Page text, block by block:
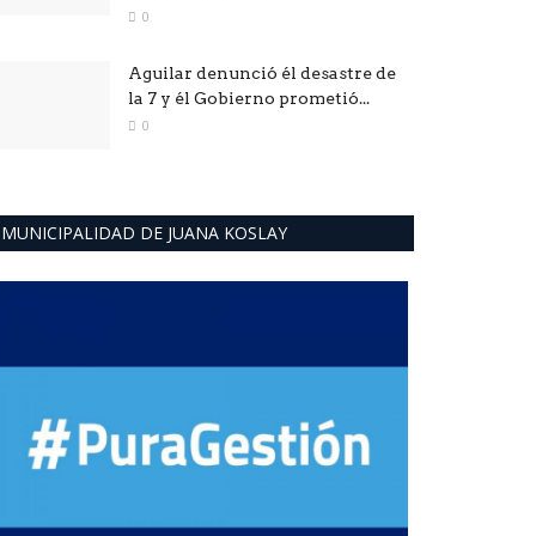
0
Aguilar denunció él desastre de
la 7 y él Gobierno prometió...
0
MUNICIPALIDAD DE JUANA KOSLAY